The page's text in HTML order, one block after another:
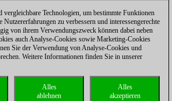
und gilt weltweit als wichtigste
Kontakt| |Lizenzen
Compliance Hotline|
Technologien, um bestimmte Funktionen
zu verbessern und interessengerechte
von ihrem Verwendungszweck können dabei neben
auch Analyse-Cookies sowie Marketing-Cookies
Sie der Verwendung von Analyse-Cookies und
Weitere Informationen finden Sie in unserer
Alles
akzeptieren
Alles
ablehnen